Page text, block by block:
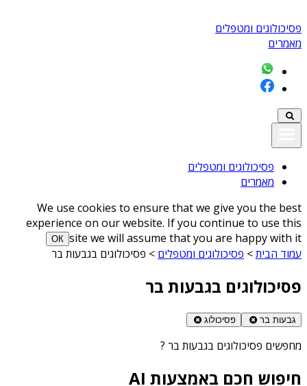
פסיכולוגים ומטפלים
מאמרים
פסיכולוגים ומטפלים
מאמרים
We use cookies to ensure that we give you the best
experience on our website. If you continue to use this
site we will assume that you are happy with it
ОК
עמוד הבית> פסיכולוגים ומטפלים > פסיכולוגים בגבעות בר
פסיכולוגים בגבעות בר
גבעות בר פסיכולוג
מחפשים פסיכולוגים בגבעות בר ?
חיפוש חכם באמצעות AI